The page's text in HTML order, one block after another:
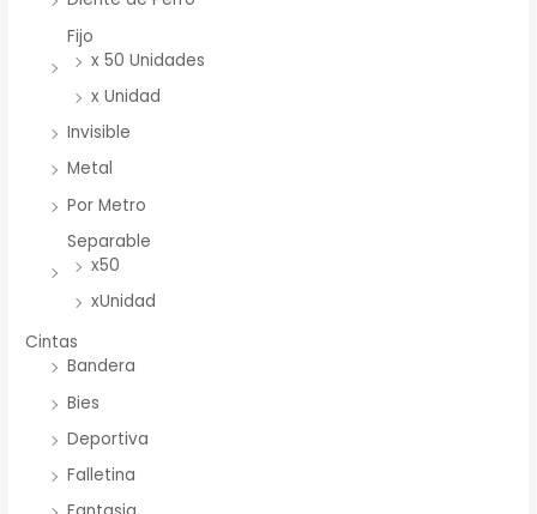
Fijo
x 50 Unidades
x Unidad
Invisible
Metal
Por Metro
Separable
x50
xUnidad
Cintas
Bandera
Bies
Deportiva
Falletina